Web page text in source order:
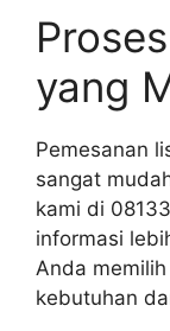
yang
Pemesanan
sangat
kami di
informasi
Anda
kebutuhan